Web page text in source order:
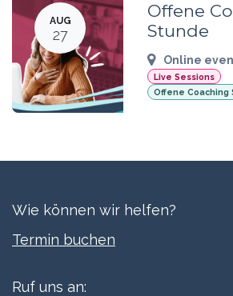
AUG
27
Offene
Stunde
Online
Live Sessions
Offene Coaching
Wie können wir helfen?
Termi​n buchen
Ruf uns an: